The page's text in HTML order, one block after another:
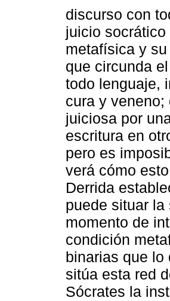
discurso con
juicio
metafísica y
que circunda
todo lenguaje,
cura y
juiciosa por
escritura en
pero es
verá cómo
Derrida
puede situar
momento de
condición
binarias que lo
sitúa esta red
Sócrates la